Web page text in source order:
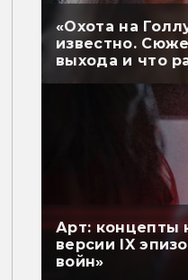
«Охота на
известно.
выхода и что
Арт: концепты
версии IX
войн»